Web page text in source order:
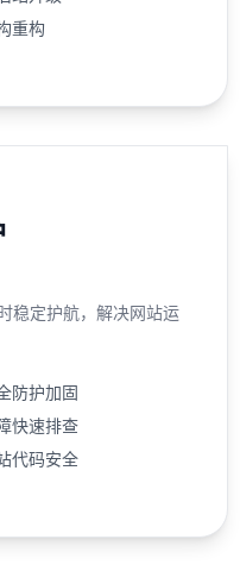
重构
稳定护航，解决网站运
防护加固
快速排查
代码安全